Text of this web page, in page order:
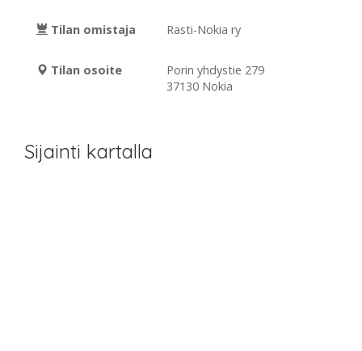
Tilan omistaja Rasti-Nokia ry
Tilan osoite
Porin yhdystie 279
37130 Nokia
Sijainti kartalla